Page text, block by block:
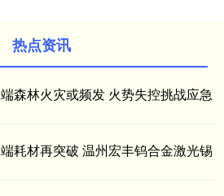
热点资讯
森林火灾或频发 火势失控挑战应急
耗材再突破 温州宏丰钨合金激光锡